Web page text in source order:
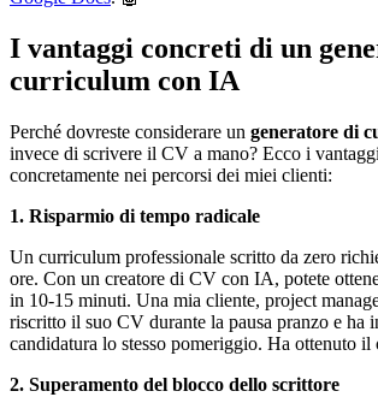
I vantaggi concreti di un
curriculum con IA
Perché dovreste considerare un generatore di
invece di scrivere il CV a mano? Ecco i
concretamente nei percorsi dei miei clienti:
1. Risparmio di tempo radicale
Un curriculum professionale scritto da zero
ore. Con un creatore di CV con IA, potete
in 10-15 minuti. Una mia cliente, project
riscritto il suo CV durante la pausa pranzo e ha
candidatura lo stesso pomeriggio. Ha ottenuto il
2. Superamento del blocco dello scrittore